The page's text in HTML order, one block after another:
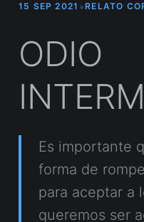
15 SEP 2021 •RELATO
ODIO
Es importante
forma de
para aceptar a
queremos ser